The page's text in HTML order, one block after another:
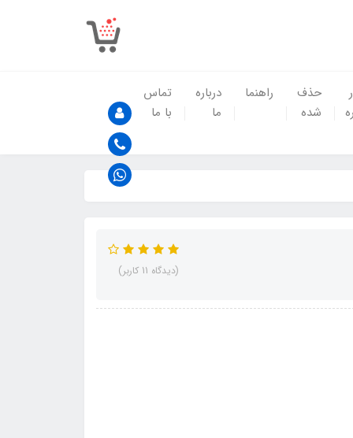
حذف
شده
راهنما
درباره
ما
تماس
با ما
(دیدگاه 11 کاربر)